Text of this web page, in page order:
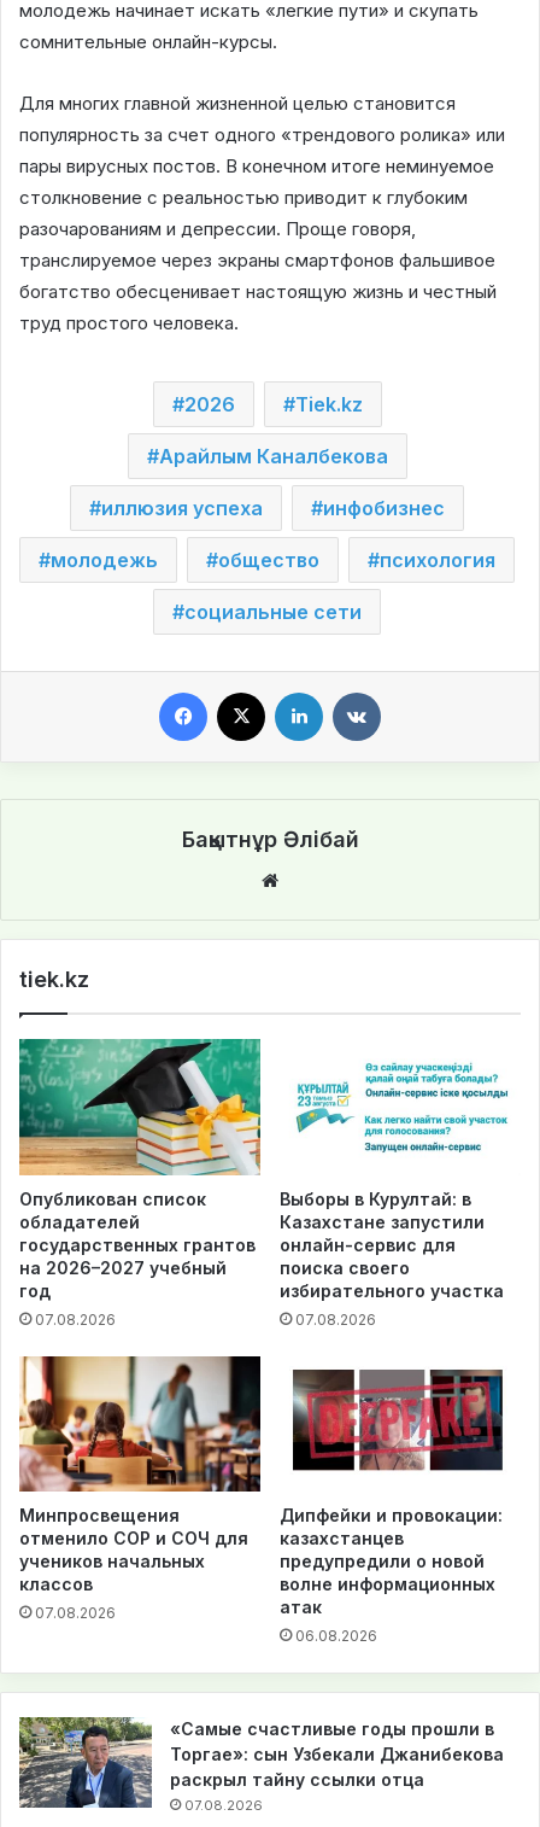
молодежь начинает искать «легкие пути» и скупать
сомнительные онлайн-курсы.
Для многих главной жизненной целью становится
популярность за счет одного «трендового ролика» или
пары вирусных постов. В конечном итоге неминуемое
столкновение с реальностью приводит к глубоким
разочарованиям и депрессии. Проще говоря,
транслируемое через экраны смартфонов фальшивое
богатство обесценивает настоящую жизнь и честный
труд простого человека.
2026 Tiek.kz
Арайлым Каналбекова
иллюзия успеха инфобизнес
молодежь общество психология
социальные сети
Бақытнұр Әлібай
te
tiek.kz
Опубликован список
обладателей
государственных грантов
на 2026–2027 учебный
год
07.08.2026
Выборы в Курултай: в
Казахстане запустили
онлайн-сервис для
поиска своего
избирательного участка
07.08.2026
Минпросвещения
отменило СОР и СОЧ для
учеников начальных
классов
07.08.2026
Дипфейки и провокации:
казахстанцев
предупредили о новой
волне информационных
атак
06.08.2026
«Самые счастливые годы прошли в
Торгае»: сын Узбекали Джанибекова
раскрыл тайну ссылки отца
07.08.2026